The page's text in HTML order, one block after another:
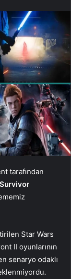
tarafından
Survivor
Star Wars
II oyunlarının
senaryo odaklı